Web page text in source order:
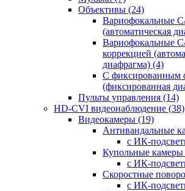
Объективы (24)
Вариофокальные
(автоматическая
Вариофокальные
коррекцией
диафрагма) (4)
С фиксированным
(фиксированная
Пульты управления (14)
HD-CVI видеонаблюдение (38)
Видеокамеры (19)
Антивандальные
с ИК-
Купольные камеры
с ИК-
Скоростные
с ИК-